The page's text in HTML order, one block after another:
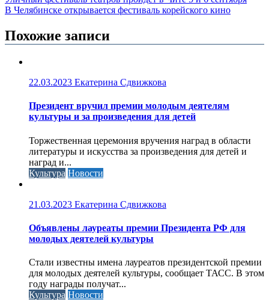
по
записям
В Челябинске открывается фестиваль корейского кино
Похожие записи
22.03.2023 Екатерина Сдвижкова
Президент вручил премии молодым деятелям
культуры и за произведения для детей
Торжественная церемония вручения наград в области
литературы и искусства за произведения для детей и
наград и...
Культура Новости
21.03.2023 Екатерина Сдвижкова
Объявлены лауреаты премии Президента РФ для
молодых деятелей культуры
Стали известны имена лауреатов президентской премии
для молодых деятелей культуры, сообщает ТАСС. В этом
году награды получат...
Культура Новости